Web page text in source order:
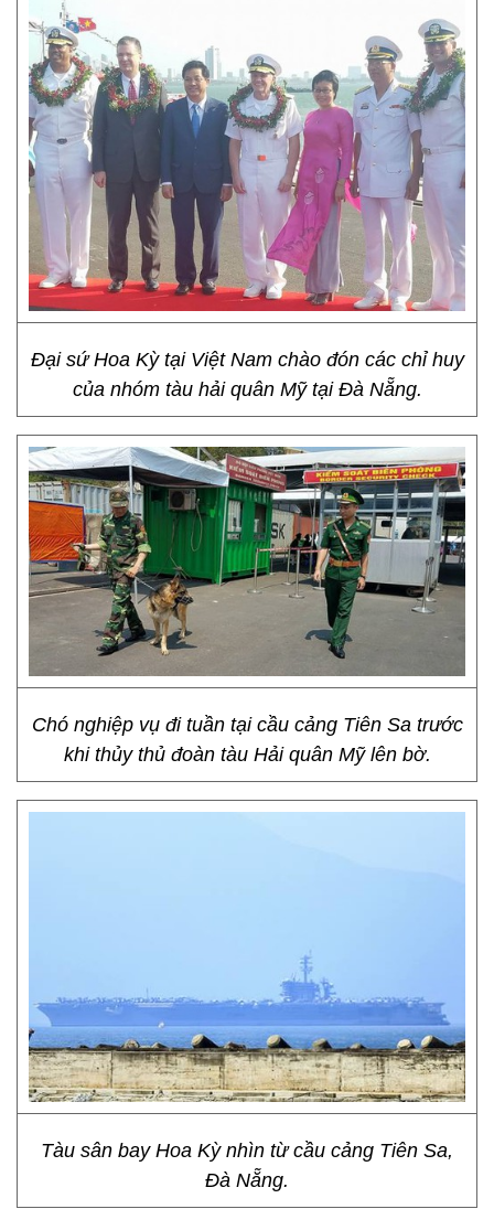
Đại sứ Hoa Kỳ tại Việt Nam chào đón các chỉ huy
của nhóm tàu hải quân Mỹ tại Đà Nẵng.
Chó nghiệp vụ đi tuần tại cầu cảng Tiên Sa trước
khi thủy thủ đoàn tàu Hải quân Mỹ lên bờ.
Tàu sân bay Hoa Kỳ nhìn từ cầu cảng Tiên Sa,
Đà Nẵng.